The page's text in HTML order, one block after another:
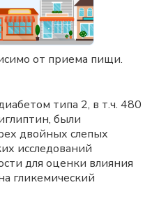
от приема пищи.
типа 2, в т.ч. 480
были
двойных слепых
исследований
для оценки влияния
гликемический